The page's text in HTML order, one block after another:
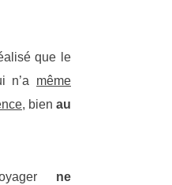
que le
n’a même
, bien au
ne